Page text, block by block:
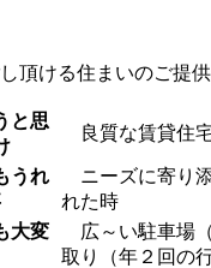
頂ける住まいのご提供
と思
良質な賃貸住
うれ
ニーズに寄り
れた時
大変
広～い駐車場
取り（年２回の